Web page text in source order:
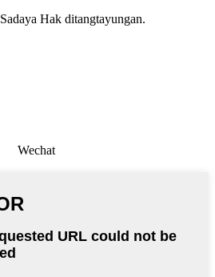
Hak ditangtayungan.
Wechat